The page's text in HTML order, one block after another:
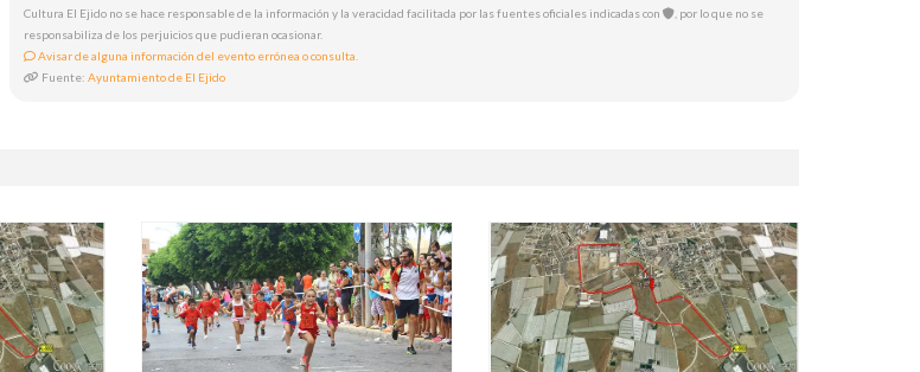
Cultura El Ejido no se hace responsable de la información y la veracidad facilitada por las fuentes oficiales indicadas con
, por lo que no se
responsabiliza de los perjuicios que pudieran ocasionar.
Avisar de alguna información del evento errónea o consulta.
Fuente:Ayuntamiento de El Ejido